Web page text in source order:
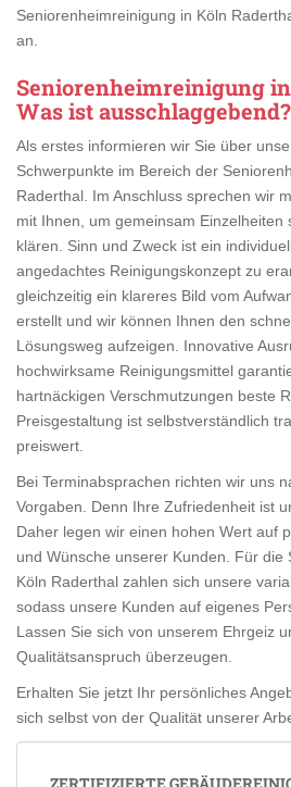
Seniorenheimreinigung in Köln
an.
Seniorenheimreinigung
Was ist ausschlaggebend?
Als erstes informieren wir Sie über
Schwerpunkte im Bereich der
Raderthal. Im Anschluss sprechen wir
mit Ihnen, um gemeinsam Einzelheiten
klären. Sinn und Zweck ist ein
angedachtes Reinigungskonzept zu
gleichzeitig ein klareres Bild vom
erstellt und wir können Ihnen den
Lösungsweg aufzeigen. Innovative
hochwirksame Reinigungsmittel
hartnäckigen Verschmutzungen beste
Preisgestaltung ist selbstverständlich
preiswert.
Bei Terminabsprachen richten wir uns
Vorgaben. Denn Ihre Zufriedenheit ist
Daher legen wir einen hohen Wert auf
und Wünsche unserer Kunden. Für die
Köln Raderthal zahlen sich unsere
sodass unsere Kunden auf eigenes
Lassen Sie sich von unserem Ehrgeiz
Qualitätsanspruch überzeugen.
Erhalten Sie jetzt Ihr persönliches
sich selbst von der Qualität unserer